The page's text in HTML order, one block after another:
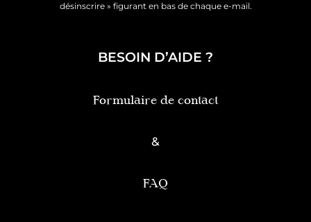
désinscrire » figurant en bas de chaque e-mail.
BESOIN D’AIDE ?
Formulaire de contact
&
FAQ